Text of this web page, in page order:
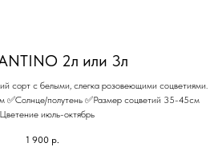
2л или 3л
сорт с белыми, слегка розовеющими соцветиями.
✅Солнце/полутень ✅Размер соцветий 35-45см
июль-октябрь
1 900 р.